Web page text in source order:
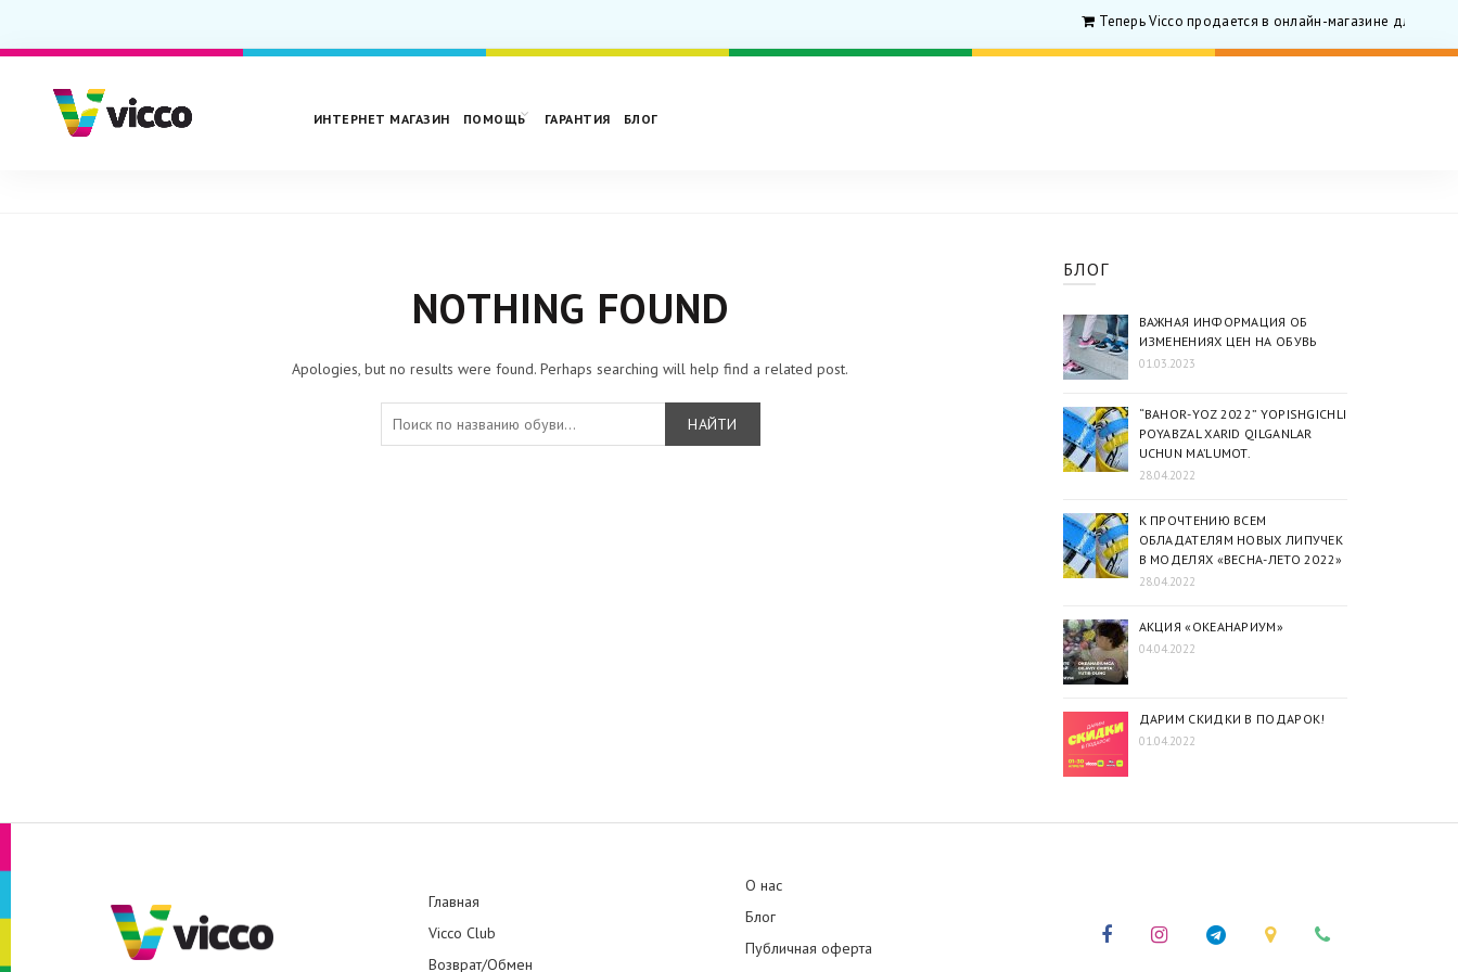
Теперь Vicco продается в онлайн-магазине для
ИНТЕРНЕТ МАГАЗИН ПОМОЩЬ ГАРАНТИЯ БЛОГ
NOTHING FOUND
Apologies, but no results were found. Perhaps searching will help find a related post.
НАЙТИ
БЛОГ
ВАЖНАЯ ИНФОРМАЦИЯ ОБ
ИЗМЕНЕНИЯХ ЦЕН НА ОБУВЬ
01.03.2023
“BAHOR-YOZ 2022” YOPISHGICHLI
POYABZAL ХARID QILGANLAR
UCHUN MA’LUMOT.
28.04.2022
К ПРОЧТЕНИЮ ВСЕМ
ОБЛАДАТЕЛЯМ НОВЫХ ЛИПУЧЕК
В МОДЕЛЯХ «ВЕСНА-ЛЕТО 2022‎»‎
28.04.2022
АКЦИЯ «ОКЕАНАРИУМ»
04.04.2022
ДАРИМ СКИДКИ В ПОДАРОК!
01.04.2022
Главная
Vicco Club
Возврат/Обмен
О нас
Блог
Публичная оферта